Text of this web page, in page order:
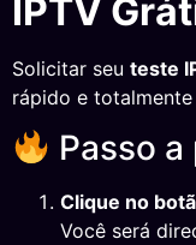
IPTV
Solicitar seu teste
rápido e
Passo
Clique no
Você será